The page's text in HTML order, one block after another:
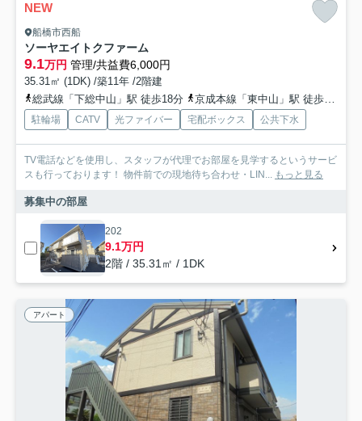
NEW
船橋市西船
ソーヤエイトクファーム
9.1万円 管理/共益費6,000円
35.31㎡ (1DK) /築11年 /2階建
総武線「下総中山」駅 徒歩18分
京成本線「東中山」駅 徒歩3分
駐輪場 CATV 光ファイバー 宅配ボックス 公共下水
TV電話などを使用し、スタッフが代理でお部屋を見学するというサービ
スも行っております！ 物件前での現地待ち合わせ・LIN... もっと見る
募集中の部屋
202
9.1万円
2階 / 35.31㎡ / 1DK
アパート